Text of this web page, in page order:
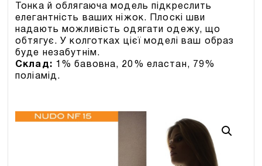
Тонка й облягаюча модель підкреслить
елегантність ваших ніжок. Плоскі шви
надають можливість одягати одежу, що
обтягує. У колготках цієї моделі ваш образ
буде незабутнім.
Склад: 1% бавовна, 20% еластан, 79%
поліамід.